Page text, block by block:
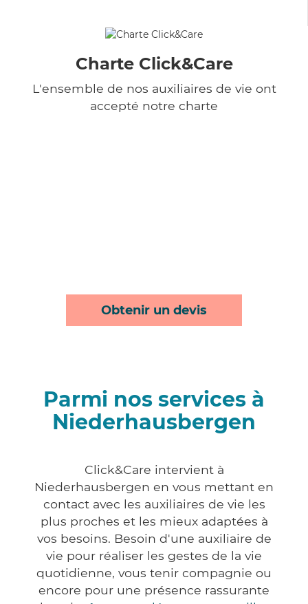
Charte Click&Care
L'ensemble de nos auxiliaires de vie ont
accepté notre charte
Obtenir un devis
Parmi nos services à
Niederhausbergen
Click&Care intervient à
Niederhausbergen en vous mettant en
contact avec les auxiliaires de vie les
plus proches et les mieux adaptées à
vos besoins. Besoin d'une auxiliaire de
vie pour réaliser les gestes de la vie
quotidienne, vous tenir compagnie ou
encore pour une présence rassurante